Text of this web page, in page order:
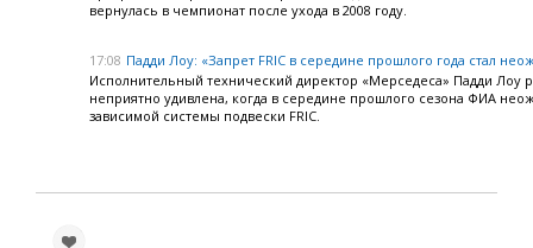
вернулась в чемпионат после ухода в 2008 году.
17:08 Падди Лоу: «Запрет FRIC в середине прошлого года стал
Исполнительный технический директор «Мерседеса» Падди Лоу
неприятно удивлена, когда в середине прошлого сезона ФИА
зависимой системы подвески FRIC.